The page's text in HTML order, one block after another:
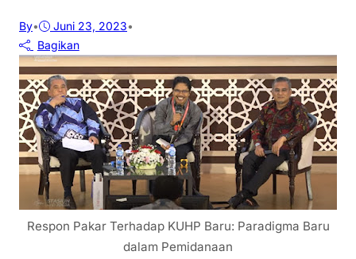
By• Juni 23, 2023•
Bagikan
Respon Pakar Terhadap KUHP Baru: Paradigma Baru
dalam Pemidanaan